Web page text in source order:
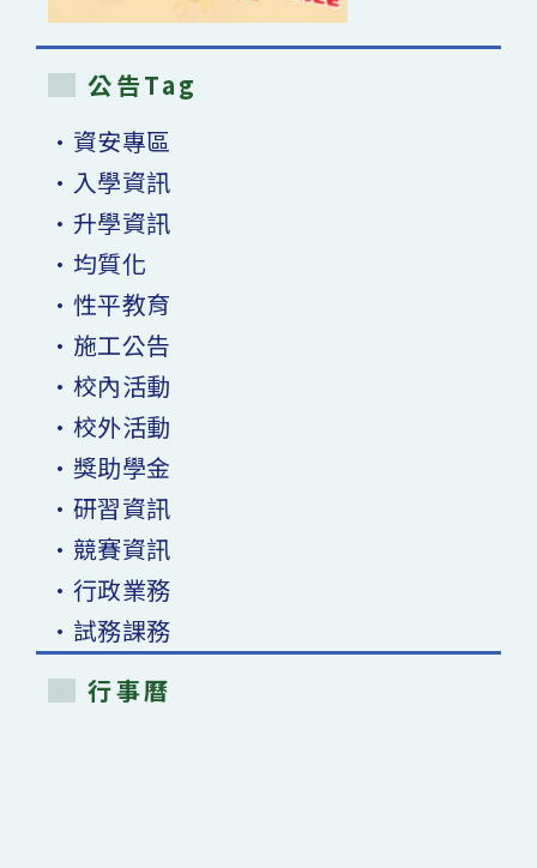
公告Tag
•資安專區
•入學資訊
•升學資訊
•均質化
•性平教育
•施工公告
•校內活動
•校外活動
•獎助學金
•研習資訊
•競賽資訊
•行政業務
•試務課務
行事曆